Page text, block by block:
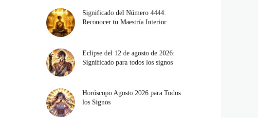
Significado del Número 4444:
Reconocer tu Maestría Interior
Eclipse del 12 de agosto de 2026:
Significado para todos los signos
Horóscopo Agosto 2026 para Todos
los Signos